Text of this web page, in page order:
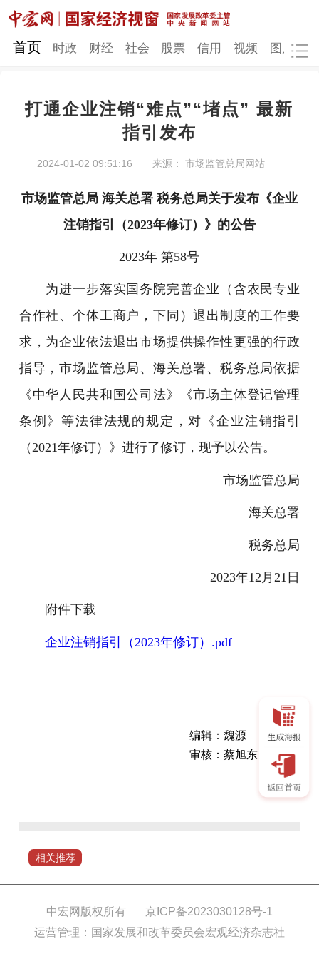
网站地图
财经 社会
图片 品牌
地方发展
首页 时政 财经 社会 股票 信用 视频 图片
打通企业注销“难点”“堵点” 最新
指引发布
2024-01-02 09:51:16 来源： 市场监管总局网站
市场监管总局 海关总署 税务总局关于发布《企业
注销指引（2023年修订）》的公告
2023年 第58号
为进一步落实国务院完善企业（含农民专业
合作社、个体工商户，下同）退出制度的工作要
求，为企业依法退出市场提供操作性更强的行政
指导，市场监管总局、海关总署、税务总局依据
《中华人民共和国公司法》《市场主体登记管理
条例》等法律法规的规定，对《企业注销指引
（2021年修订）》进行了修订，现予以公告。
市场监管总局
海关总署
税务总局
2023年12月21日
附件下载
企业注销指引（2023年修订）.pdf
编辑：魏源
审核：蔡旭东
总
局、
海
署、
相关推荐
中宏网版权所有
京ICP备2023030128号-1
运营管理：国家发展和改革委员会宏观经济杂志社